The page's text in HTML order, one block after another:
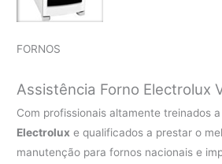
FORNOS
Assistência Forno Electrolux
Com profissionais altamente treinados
Electrolux e qualificados a prestar o
manutenção para fornos nacionais e